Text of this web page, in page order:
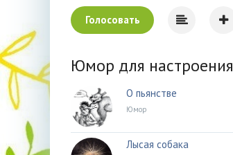
Голосовать
Юмор для настроения
О пьянстве
Юмор
Лысая собака